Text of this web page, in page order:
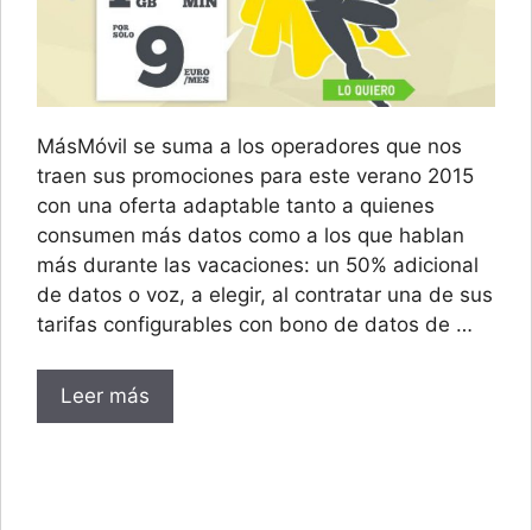
MásMóvil se suma a los operadores que nos
traen sus promociones para este verano 2015
con una oferta adaptable tanto a quienes
consumen más datos como a los que hablan
más durante las vacaciones: un 50% adicional
de datos o voz, a elegir, al contratar una de sus
tarifas configurables con bono de datos de …
Leer más